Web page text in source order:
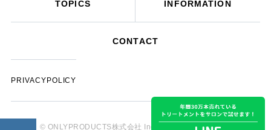
TOPICS INFORMATION
CONTACT
PRIVACYPOLICY
© ONLYPRODUCTS株式会社 Inc. All Rights Reserved.